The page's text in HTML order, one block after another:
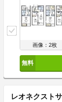
画像：2枚
レオネクスト